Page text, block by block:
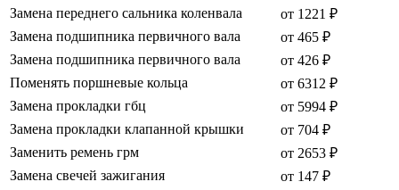
Замена переднего сальника коленвала
от 1221 ₽
Замена подшипника первичного вала
от 465 ₽
Замена подшипника первичного вала
от 426 ₽
Поменять поршневые кольца
от 6312 ₽
Замена прокладки гбц
от 5994 ₽
Замена прокладки клапанной крышки
от 704 ₽
Заменить ремень грм
от 2653 ₽
Замена свечей зажигания
от 147 ₽